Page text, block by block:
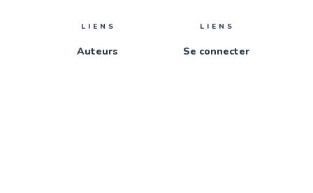
LIENS
Auteurs
LIENS
Se connecter